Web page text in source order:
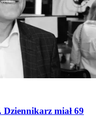
miał 69